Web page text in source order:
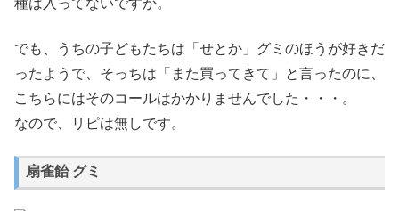
種は入ってないですが。
でも、うちの子どもたちは「せとか」グミのほうが好きだ
ったようで、そっちは「また買ってきて」と言ったのに、
こちらにはそのコールはかかりませんでした・・・。
なので、リピは無しです。
扇雀飴 グミ